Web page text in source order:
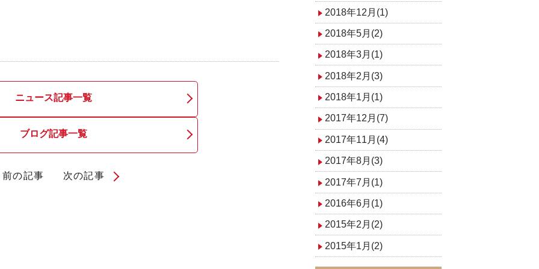
ニュース記事一覧
ブログ記事一覧
前の記事 次の記事
2018年12月(1)
2018年5月(2)
2018年3月(1)
2018年2月(3)
2018年1月(1)
2017年12月(7)
2017年11月(4)
2017年8月(3)
2017年7月(1)
2016年6月(1)
2015年2月(2)
2015年1月(2)